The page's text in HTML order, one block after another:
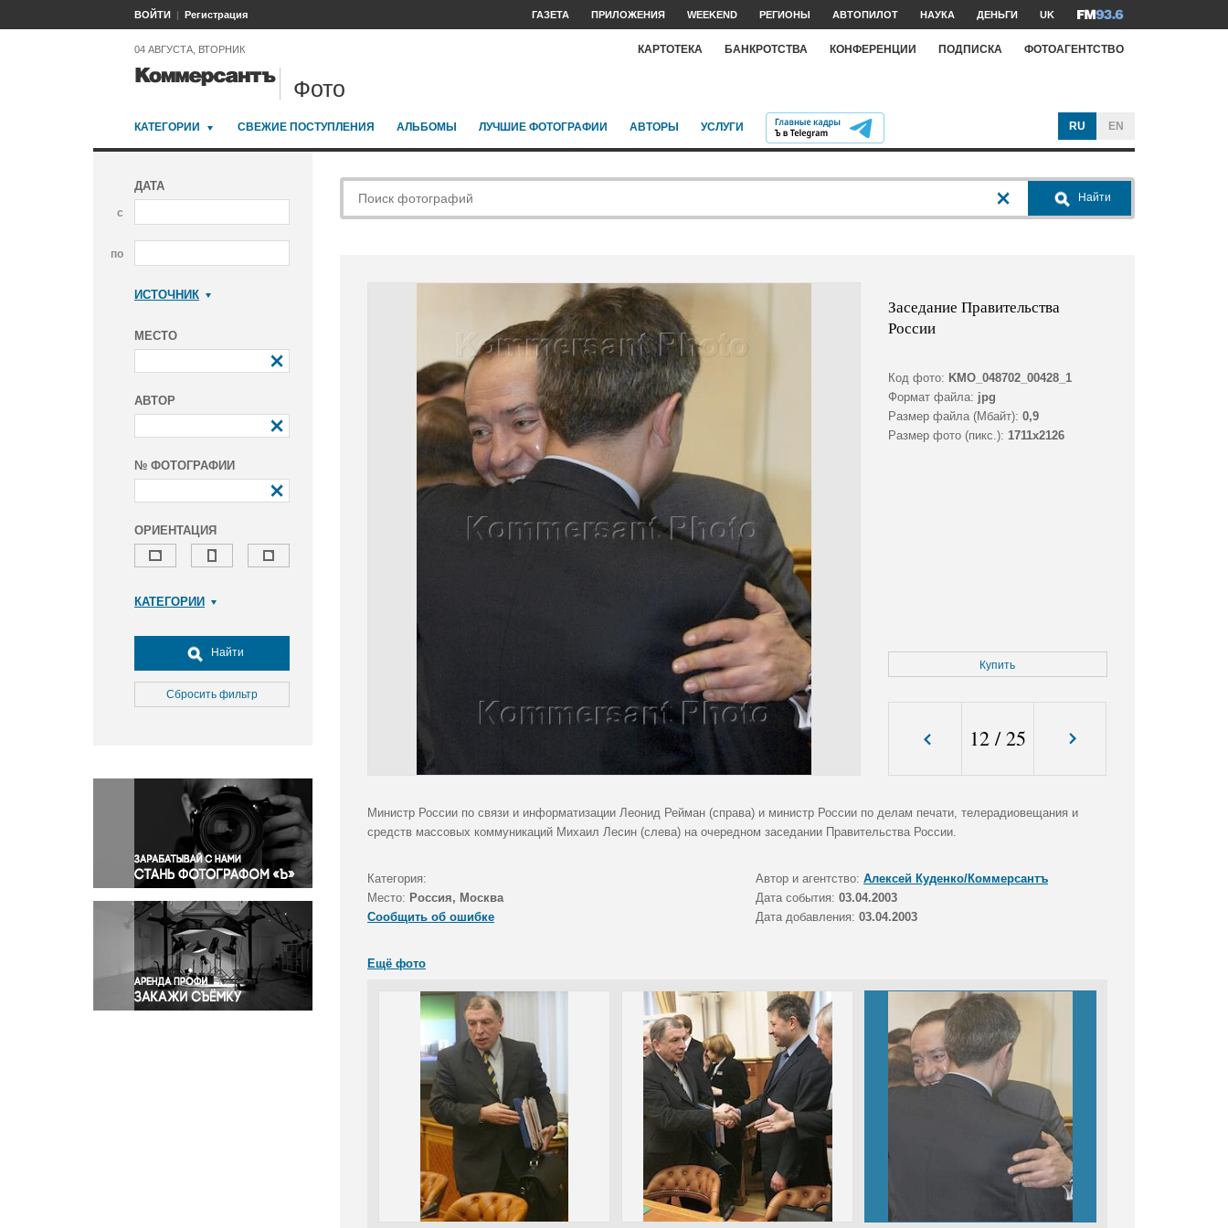
ВОЙТИ Регистрация ГАЗЕТА ПРИЛОЖЕНИЯ WEEKEND РЕГИОНЫ АВТОПИЛОТ НАУКА ДЕНЬГИ UK
04 АВГУСТА, ВТОРНИК КАРТОТЕКА БАНКРОТСТВА КОНФЕРЕНЦИИ ПОДПИСКА ФОТОАГЕНТСТВО
Фото
КАТЕГОРИИ СВЕЖИЕ ПОСТУПЛЕНИЯ АЛЬБОМЫ ЛУЧШИЕ ФОТОГРАФИИ АВТОРЫ УСЛУГИ RU EN
ДАТА
с
по
ИСТОЧНИК
МЕСТО
АВТОР
№ ФОТОГРАФИИ
ОРИЕНТАЦИЯ
КАТЕГОРИИ
Досуг, туризм и отдых
Культура
Медицина
Окружающая среда
Политика
Правосудие
Происшествия и конфликты
Религия
Светская жизнь
Спорт
Экология
Экономика и бизнес
Найти
Сбросить фильтр
Найти
Заседание Правительства
России
Код фото: KMO_048702_00428_1
Формат файла: jpg
Размер файла (Мбайт): 0,9
Размер фото (пикс.): 1711x2126
Купить
12/25
Министр России по связи и информатизации Леонид Рейман (справа) и министр России по делам печати, телерадиовещания и
средств массовых коммуникаций Михаил Лесин (слева) на очередном заседании Правительства России.
Категория: Автор и агентство: Алексей Куденко/Коммерсантъ
Место: Россия, Москва Дата события: 03.04.2003
Сообщить об ошибке
Дата добавления: 03.04.2003
Ещё фото